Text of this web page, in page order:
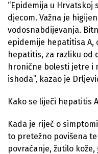
“Epidemija u Hrvatskoj
djecom. Važna je
vodosnabdijevanja.
epidemije hepatitisa A,
hepatitis, za razliku od
hronične bolesti jetre i
ishoda”, kazao je
Kako se liječi hepatitis
Kada je riječ o
to pretežno povišena
povraćanje, žutilo